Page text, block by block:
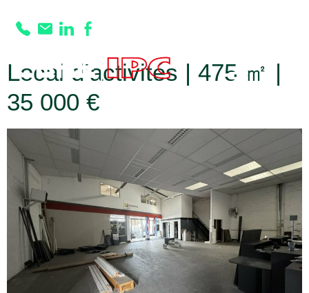
Prestation :
Local d’activités | 475 ㎡ |
35 000 €